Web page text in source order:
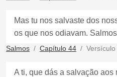
Mas tu nos salvaste dos
os que nos odiavam.
Salmos Capítulo 44 Versículo
A ti, que dás a salvação aos